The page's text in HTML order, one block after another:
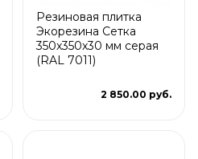
Резиновая плитка
Экорезина Сетка
350x350x30 мм серая
(RAL 7011)
2 850.00 руб.